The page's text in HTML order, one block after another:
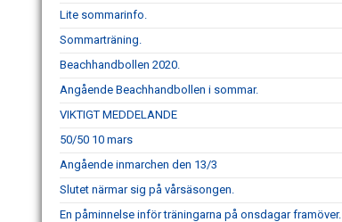
Lite sommarinfo.
Sommarträning.
Beachhandbollen 2020.
Angående Beachhandbollen i sommar.
VIKTIGT MEDDELANDE
50/50 10 mars
Angående inmarchen den 13/3
Slutet närmar sig på vårsäsongen.
En påminnelse inför träningarna på onsdagar framöver.